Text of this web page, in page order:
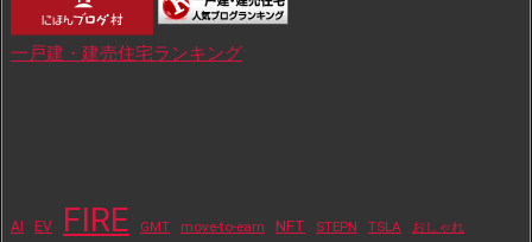
一戸建・建売住宅ランキング
AI EV FIRE GMT move-to-earn NFT STEPN TSLA おしゃれ